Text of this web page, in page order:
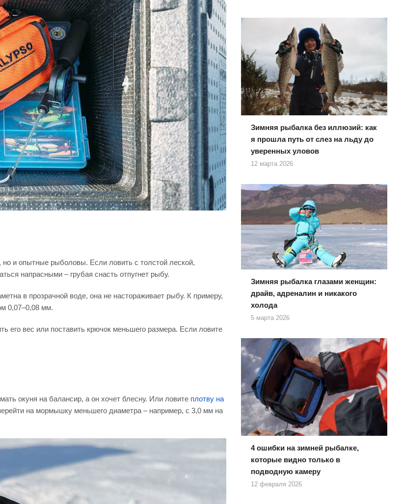
но и опытные рыболовы. Если ловить с толстой леской,
напрасными – грубая снасть отпугнет рыбу.
в прозрачной воде, она не настораживает рыбу. К примеру,
0,07–0,08 мм.
его вес или поставить крючок меньшего размера. Если ловите
окуня на балансир, а он хочет блесну. Или ловите плотву на
на мормышку меньшего диаметра – например, с 3,0 мм на
Зимняя рыбалка без иллюзий: как
я прошла путь от слез на льду до
уверенных уловов
12 марта 2026
Зимняя рыбалка глазами женщин:
драйв, адреналин и никакого
холода
5 марта 2026
4 ошибки на зимней рыбалке,
которые видно только в
подводную камеру
12 февраля 2026